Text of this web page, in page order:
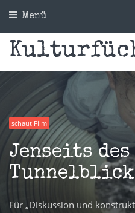
Menü
schaut Film
Jenseits des
Für „Diskussion und